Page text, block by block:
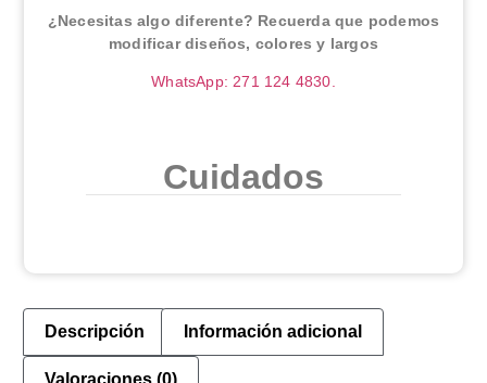
¿Necesitas algo diferente? Recuerda que podemos
modificar diseños, colores y largos
WhatsApp: 271 124 4830.
Cuidados
Descripción Información adicional
Valoraciones (0)